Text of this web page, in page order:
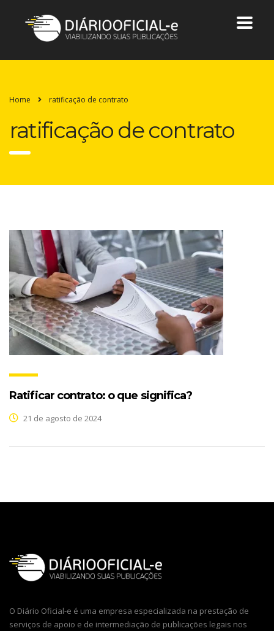
Home ratificação de contrato
ratificação de contrato
Ratificar contrato: o que significa?
21 de agosto de 2024
O Diário Oficial-e é uma empresa especializada na prestação de
serviços de apoio e de intermediação de publicações legais nos